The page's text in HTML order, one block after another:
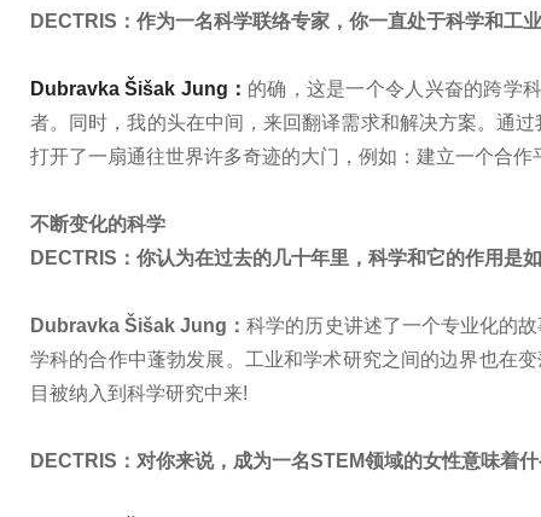
DECTRIS： 作为一名科学联络专家，你一直处于科学和工
Dubravka Šišak Jung： 的确，这是一个令人兴奋的跨学
者。同时，我的头在中间，来回翻译需求和解决方案。通
打开了一扇通往世界许多奇迹的大门，例如：建立一个合
不断变化的科学
DECTRIS：你认为在过去的几十年里，科学和它的作用是
Dubravka Šišak Jung：科学的历史讲述了一个专业化的
学科的合作中蓬勃发展。工业和学术研究之间的边界也在
目被纳入到科学研究中来!
DECTRIS：对你来说，成为一名STEM领域的女性意味着